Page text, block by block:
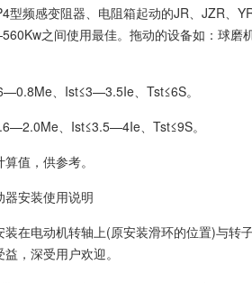
型频感变阻器、电阻箱起动的JR、JZR
之间使用最佳。拖动的设备如：球磨
、Ist≤3—3.5Ie、Tst≤6S。
、Ist≤3.5—4Ie、Tst≤9S。
值，供参考。
器安装使用说明
在电动机转轴上(原安装滑环的位置)与
，深受用户欢迎。